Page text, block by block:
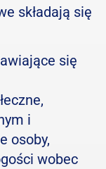
składają się
się
i
osoby,
wobec